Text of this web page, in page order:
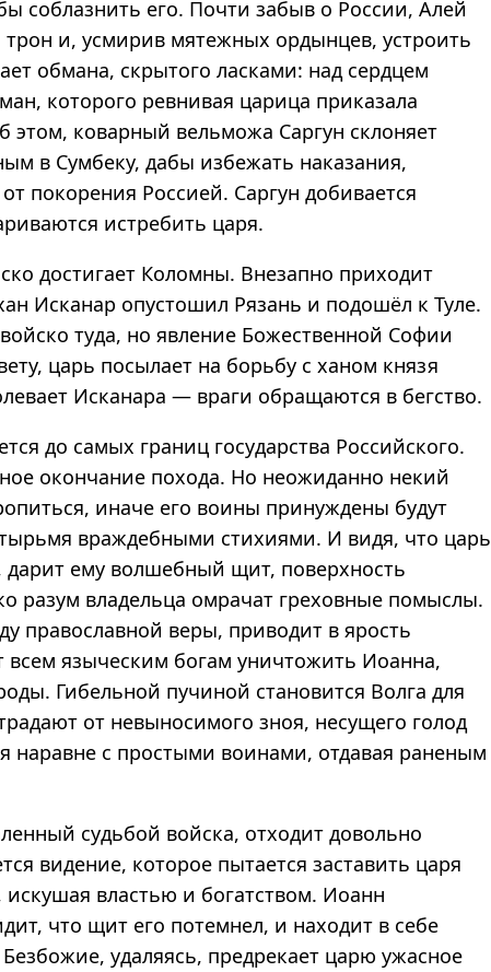
соблазнить его. Почти забыв о России, Алей
трон и, усмирив мятежных ордынцев, устроить
обмана, скрытого ласками: над сердцем
которого ревнивая царица приказала
этом, коварный вельможа Саргун склоняет
в Сумбеку, дабы избежать наказания,
покорения Россией. Саргун добивается
истребить царя.
достигает Коломны. Внезапно приходит
Исканар опустошил Рязань и подошёл к Туле.
туда, но явление Божественной Софии
царь посылает на борьбу с ханом князя
Исканара — враги обращаются в бегство.
до самых границ государства Российского.
окончание похода. Но неожиданно некий
иначе его воины принуждены будут
враждебными стихиями. И видя, что царь
ему волшебный щит, поверхность
разум владельца омрачат греховные помыслы.
православной веры, приводит в ярость
всем языческим богам уничтожить Иоанна,
Гибельной пучиной становится Волга для
от невыносимого зноя, несущего голод
наравне с простыми воинами, отдавая раненым
судьбой войска, отходит довольно
видение, которое пытается заставить царя
искушая властью и богатством. Иоанн
что щит его потемнел, и находит в себе
удаляясь, предрекает царю ужасное